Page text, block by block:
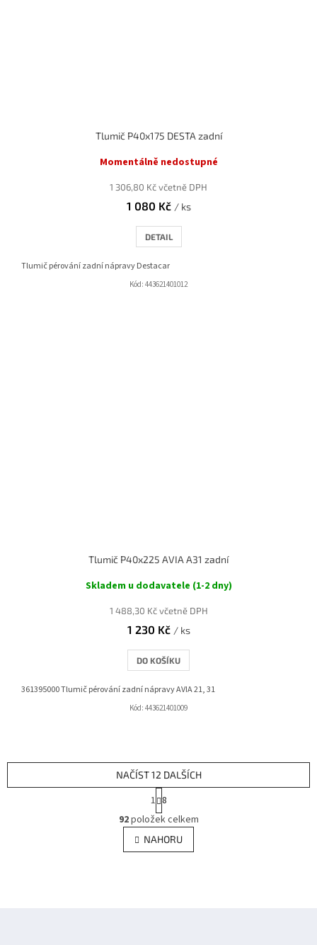
Tlumič P40x175 DESTA zadní
Momentálně nedostupné
1 306,80 Kč včetně DPH
1 080 Kč / ks
DETAIL
Tlumič pérování zadní nápravy Destacar
Kód: 443621401012
Tlumič P40x225 AVIA A31 zadní
Skladem u dodavatele (1-2 dny)
1 488,30 Kč včetně DPH
1 230 Kč / ks
DO KOŠÍKU
361395000 Tlumič pérování zadní nápravy AVIA 21, 31
Kód: 443621401009
O
v
l
á
NAČÍST 12 DALŠÍCH
t
r
á
n
k
1 8
92položek celkem
NAHORU